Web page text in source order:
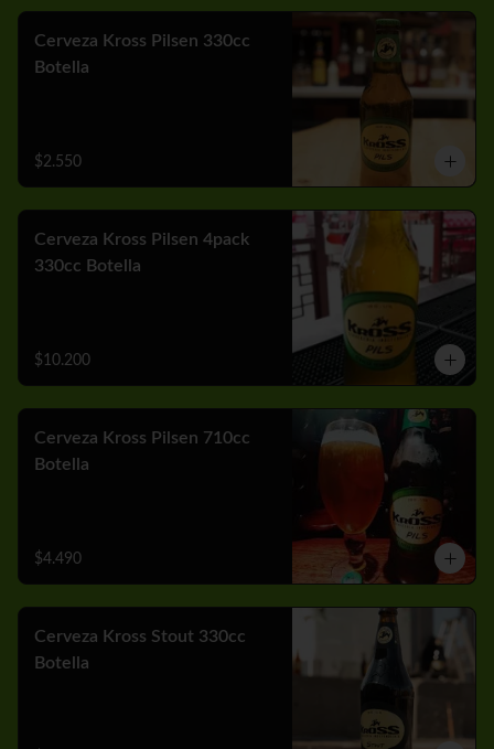
Cerveza Kross Pilsen 330cc
Botella
$2.550
Cerveza Kross Pilsen 4pack
330cc Botella
$10.200
Cerveza Kross Pilsen 710cc
Botella
$4.490
Cerveza Kross Stout 330cc
Botella